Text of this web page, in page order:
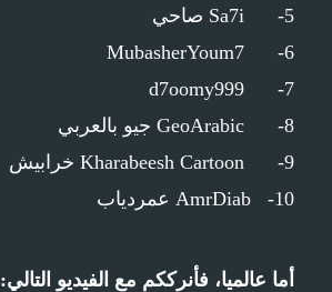
5- Sa7i صاحي
6- MubasherYoum7
7- d7oomy999
8- GeoArabic جيو بالعربي
9- Kharabeesh Cartoon خرابيش
10- AmrDiab عمردياب
أما عالميا، فأنرككم مع الفيديو التالي: